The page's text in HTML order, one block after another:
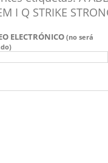
I Q STRIKE
ELECTRÓNICO(no será